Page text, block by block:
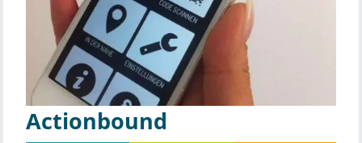
Actionbound